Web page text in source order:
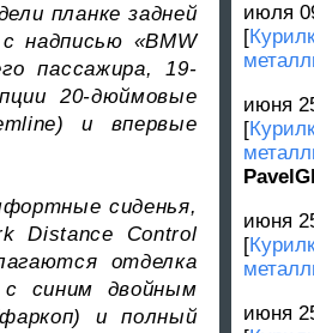
планке задней
надписью «BMW
пассажира, 19-
20-дюймовые
и впервые
сиденья,
Distance Control
отделка
с синим двойным
и полный
июля
[
июня
[
июня
[
июня